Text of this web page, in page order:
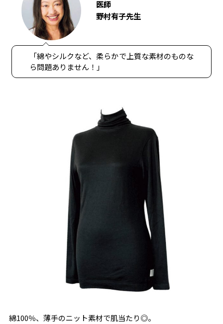
医師
野村有子先生
「綿やシルクなど、柔らかで上質な素材のものな
ら問題ありません！」
綿100％、薄手のニット素材で肌当たり◎。